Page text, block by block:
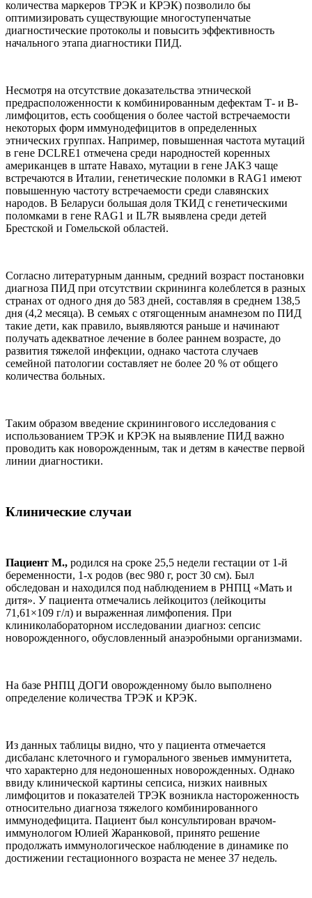
количества маркеров ТРЭК и КРЭК) позволило бы
оптимизировать существующие многоступенчатые
диагностические протоколы и повысить эффективность
начального этапа диагностики ПИД.
Несмотря на отсутствие доказательства этнической
предрасположенности к комбинированным дефектам Т- и В-
лимфоцитов, есть сообщения о более частой встречаемости
некоторых форм иммунодефицитов в определенных
этнических группах. Например, повышенная частота мутаций
в гене DCLRE1 отмечена среди народностей коренных
американцев в штате Навахо, мутации в гене JAK3 чаще
встречаются в Италии, генетические поломки в RAG1 имеют
повышенную частоту встречаемости среди славянских
народов. В Беларуси большая доля ТКИД с генетическими
поломками в гене RAG1 и IL7R выявлена среди детей
Брестской и Гомельской областей.
Согласно литературным данным, средний возраст постановки
диагноза ПИД при отсутствии скрининга колеблется в разных
странах от одного дня до 583 дней, составляя в среднем 138,5
дня (4,2 месяца). В семьях с отягощенным анамнезом по ПИД
такие дети, как правило, выявляются раньше и начинают
получать адекватное лечение в более раннем возрасте, до
развития тяжелой инфекции, однако частота случаев
семейной патологии составляет не более 20 % от общего
количества больных.
Таким образом введение скринингового исследования с
использованием ТРЭК и КРЭК на выявление ПИД важно
проводить как новорожденным, так и детям в качестве первой
линии диагностики.
Клинические случаи
Пациент М., родился на сроке 25,5 недели гестации от 1-й
беременности, 1-х родов (вес 980 г, рост 30 см). Был
обследован и находился под наблюдением в РНПЦ «Мать и
дитя». У пациента отмечались лейкоцитоз (лейкоциты
71,61×109 г/л) и выраженная лимфопения. При
клиниколабораторном исследовании диагноз: сепсис
новорожденного, обусловленный анаэробными организмами.
На базе РНПЦ ДОГИ оворожденному было выполнено
определение количества ТРЭК и КРЭК.
Из данных таблицы видно, что у пациента отмечается
дисбаланс клеточного и гуморального звеньев иммунитета,
что характерно для недоношенных новорожденных. Однако
ввиду клинической картины сепсиса, низких наивных
лимфоцитов и показателей ТРЭК возникла настороженность
относительно диагноза тяжелого комбинированного
иммунодефицита. Пациент был консультирован врачом-
иммунологом Юлией Жаранковой, принято решение
продолжать иммунологическое наблюдение в динамике по
достижении гестационного возраста не менее 37 недель.